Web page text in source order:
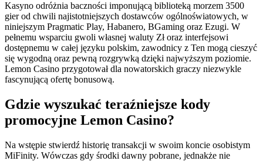
Kasyno odróżnia baczności imponującą biblioteką morzem 3500
gier od chwili najistotniejszych dostawców ogólnoświatowych, w
niniejszym Pragmatic Play, Habanero, BGaming oraz Ezugi. W
pełnemu wsparciu gwoli własnej waluty Zł oraz interfejsowi
dostępnemu w całej języku polskim, zawodnicy z Ten mogą cieszyć
się wygodną oraz pewną rozgrywką dzięki najwyższym poziomie.
Lemon Casino przygotował dla nowatorskich graczy niezwykle
fascynującą ofertę bonusową.
Gdzie wyszukać teraźniejsze kody
promocyjne Lemon Casino?
Na wstępie stwierdź historię transakcji w swoim koncie osobistym
MiFinity. Wówczas gdy środki dawny pobrane, jednakże nie